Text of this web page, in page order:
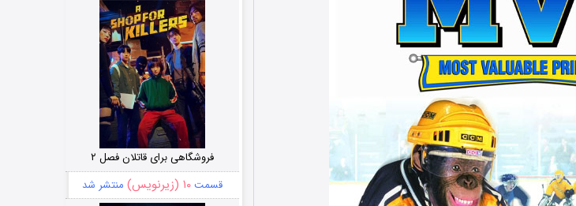
فروشگاهی برای قاتلان فصل ۲
قسمت۱۰ (زیرنویس) منتشر شد